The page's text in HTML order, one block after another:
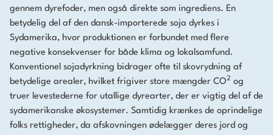
gennem dyrefoder, men også direkte som ingrediens. En
betydelig del af den dansk-importerede soja dyrkes i
Sydamerika, hvor produktionen er forbundet med flere
negative konsekvenser for både klima og lokalsamfund.
Konventionel sojadyrkning bidrager ofte til skovrydning af
betydelige arealer, hvilket frigiver store mængder CO2 og
truer levestederne for utallige dyrearter, der er vigtig del af de
sydamerikanske økosystemer. Samtidig krænkes de oprindelige
folks rettigheder, da afskovningen ødelægger deres jord og